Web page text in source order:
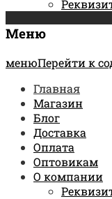
Меню
менюПерейти к
Главная
Магазин
Блог
Доставка
Оплата
Оптовикам
О компании